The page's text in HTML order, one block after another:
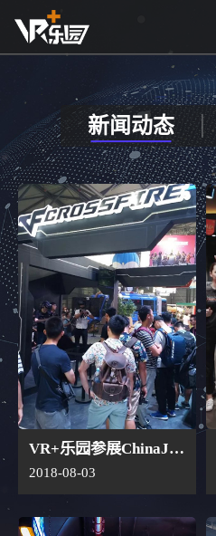
资
VR+乐
园-
丁
自研精品
一体设备
团队优势
企业介绍
企业文化
企业荣誉
合作企业
游戏和设备
加盟合作
品牌故事
行业优势
游戏类型
服务内容
企业荣誉
玩家热评
虚拟设备
VR越野狂飙
VR竞技机台
赛车机台
音游机台
大空间
VR密室房
VR射击房
游戏展示
自研精品
育碧游戏
ARVI
全球门店
新闻资讯
联系我们
新闻动态
VR+乐园参展ChinaJoy 登录腾讯展台
2018-08-03